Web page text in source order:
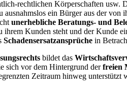
rechtlichen Körperschaften
ein Bürger aus der
unerhebliche Beratungs- und
Kunden steht und der Kunde
Schadensersatzansprüche in
bildet das
sich vor dem Hintergrund derfreien
Zeitraum hinweg